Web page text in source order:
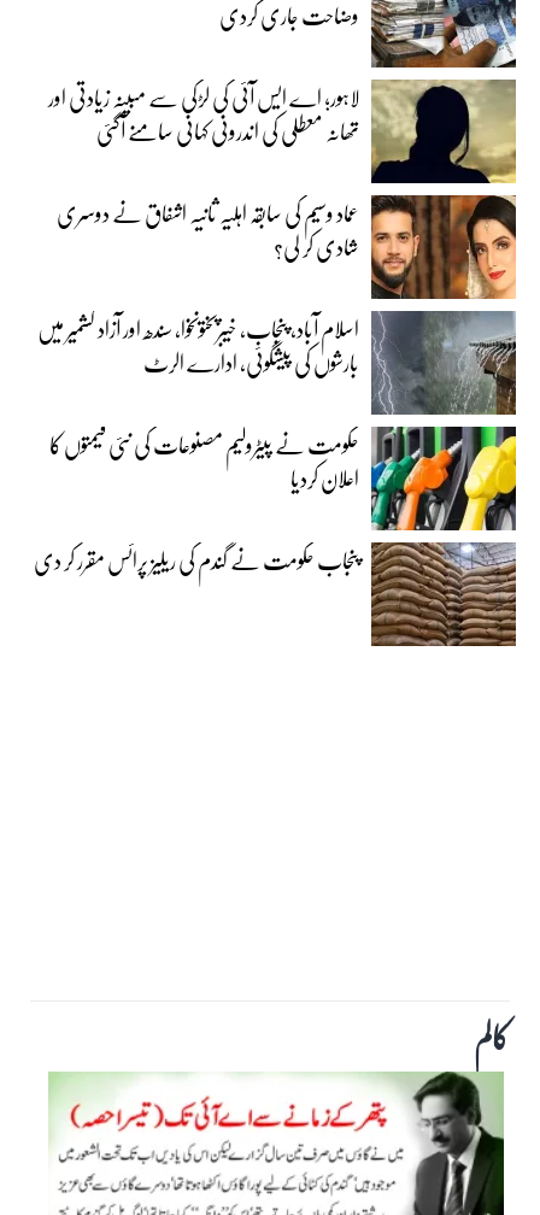
وضاحت جاری کردی
لاہور؛ اے ایس آئی کی لڑکی سے مبینہ زیادتی اور
تھانہ معطلی کی اندرونی کہانی سامنے آگئی
عماد وسیم کی سابقہ اہلیہ ثانیہ اشفاق نے دوسری
شادی کر لی؟
اسلام آباد، پنجاب، خیبرپختونخوا، سندھ اور آزاد کشمیر میں
بارشوں کی پیشگوئی، ادارے الرٹ
حکومت نے پیٹرولیم مصنوعات کی نئی قیمتوں کا
اعلان کردیا
پنجاب حکومت نے گندم کی ریلیز پرائس مقرر کر دی‎
کالم